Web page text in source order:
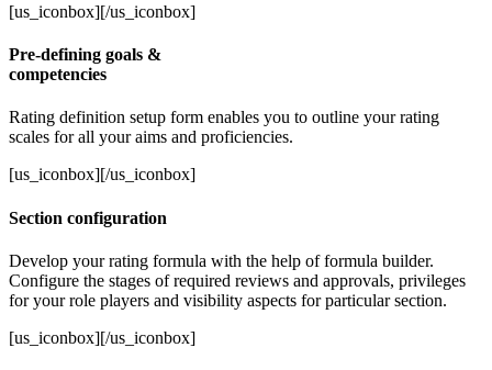
[us_iconbox][/us_iconbox]
Pre-defining goals &
competencies
Rating definition setup form enables you to outline your rating
scales for all your aims and proficiencies.
[us_iconbox][/us_iconbox]
Section configuration
Develop your rating formula with the help of formula builder.
Configure the stages of required reviews and approvals, privileges
for your role players and visibility aspects for particular section.
[us_iconbox][/us_iconbox]